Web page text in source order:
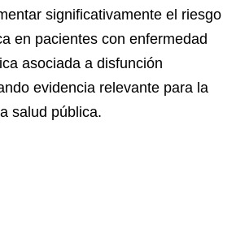
significativamente el riesgo
en pacientes con enfermedad
asociada a disfunción
evidencia relevante para la
salud pública.